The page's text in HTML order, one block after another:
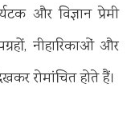
और विज्ञान प्रेमी
नीहारिकाओं और
रोमांचित होते हैं।